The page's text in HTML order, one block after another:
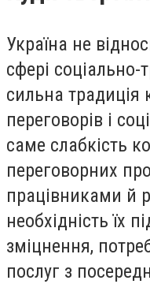
Україна не
сфері соціально-
сильна традиція
переговорів і
саме слабкість
переговорних
працівниками й
необхідність їх
зміцнення,
послуг з